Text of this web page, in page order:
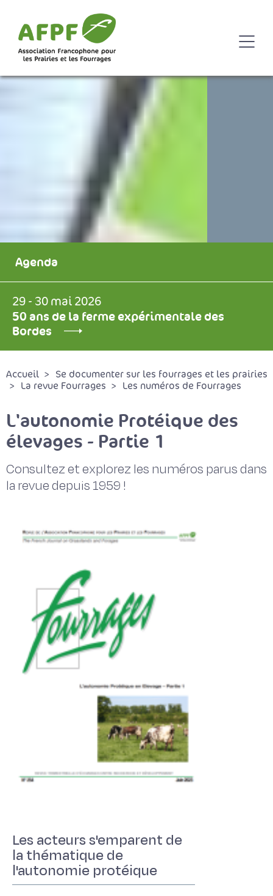
Agenda
29 - 30 mai 2026
50 ans de la ferme expérimentale des
Bordes
Accueil
Se documenter sur les fourrages et les prairies
La revue Fourrages
Les numéros de Fourrages
L'autonomie Protéique des
élevages - Partie 1
Consultez et explorez les numéros parus dans
la revue depuis 1959 !
Les acteurs s'emparent de
la thématique de
l'autonomie protéique